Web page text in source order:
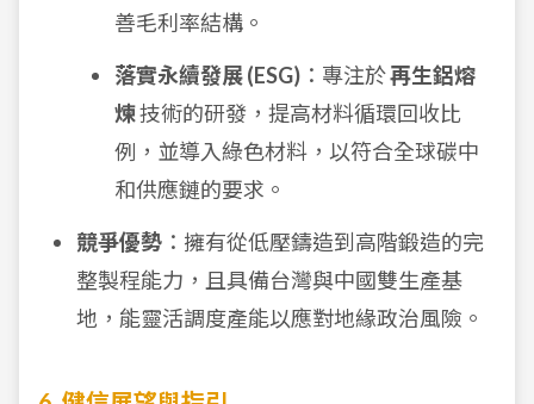
善毛利率結構。
落實永續發展 (ESG) ：專注於再生鋁熔
煉技術的研發，提高材料循環回收比
例，並導入綠色材料，以符合全球碳中
和供應鏈的要求。
競爭優勢 ：擁有從低壓鑄造到高階鍛造的完
整製程能力，且具備台灣與中國雙生產基
地，能靈活調度產能以應對地緣政治風險。